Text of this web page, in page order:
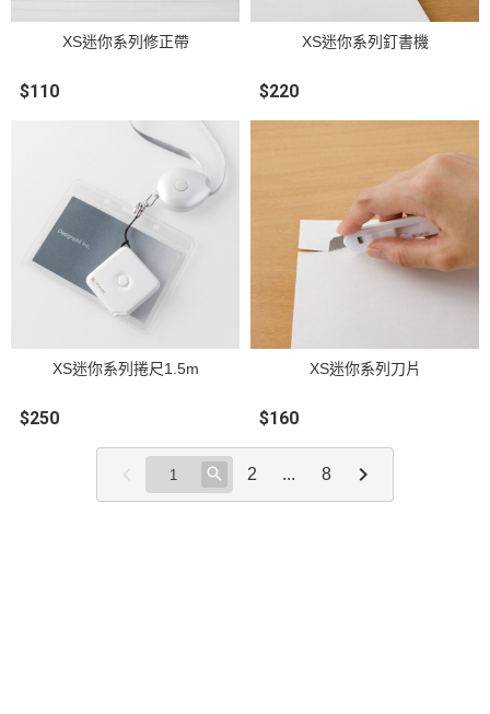
XS迷你系列修正帶
$110
XS迷你系列釘書機
$220
XS迷你系列捲尺1.5m
$250
XS迷你系列刀片
$160
2 ... 8